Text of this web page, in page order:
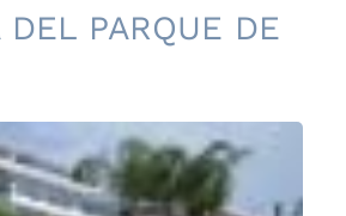
DEL PARQUE DE